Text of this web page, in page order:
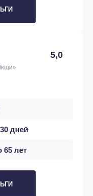
5,0
дней
65 лет